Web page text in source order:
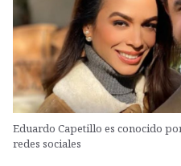
Eduardo Capetillo es conocido
redes sociales